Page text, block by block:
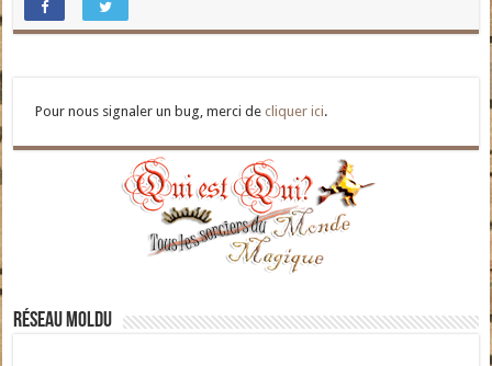
Pour nous signaler un bug, merci decliquer ici.
Réseau moldu